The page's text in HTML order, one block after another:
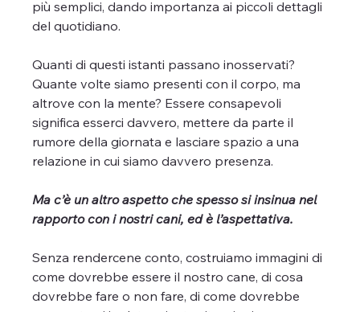
più semplici, dando importanza ai piccoli dettagli
del quotidiano.
Quanti di questi istanti passano inosservati?
Quante volte siamo presenti con il corpo, ma
altrove con la mente? Essere consapevoli
significa esserci davvero, mettere da parte il
rumore della giornata e lasciare spazio a una
relazione in cui siamo davvero presenza.
Ma c’è un altro aspetto che spesso si insinua nel
rapporto con i nostri cani, ed è l’aspettativa.
Senza rendercene conto, costruiamo immagini di
come dovrebbe essere il nostro cane, di cosa
dovrebbe fare o non fare, di come dovrebbe